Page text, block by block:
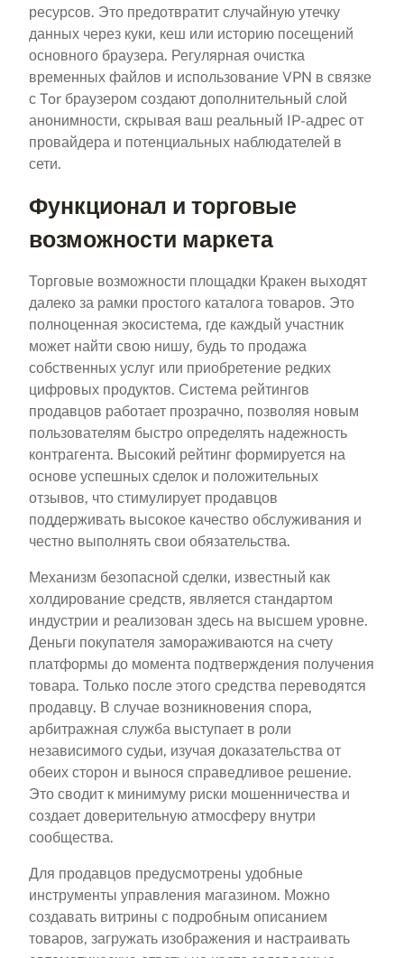
ресурсов. Это предотвратит случайную утечку
данных через куки, кеш или историю посещений
основного браузера. Регулярная очистка
временных файлов и использование VPN в связке
с Tor браузером создают дополнительный слой
анонимности, скрывая ваш реальный IP-адрес от
провайдера и потенциальных наблюдателей в
сети.
Функционал и торговые
возможности маркета
Торговые возможности площадки Кракен выходят
далеко за рамки простого каталога товаров. Это
полноценная экосистема, где каждый участник
может найти свою нишу, будь то продажа
собственных услуг или приобретение редких
цифровых продуктов. Система рейтингов
продавцов работает прозрачно, позволяя новым
пользователям быстро определять надежность
контрагента. Высокий рейтинг формируется на
основе успешных сделок и положительных
отзывов, что стимулирует продавцов
поддерживать высокое качество обслуживания и
честно выполнять свои обязательства.
Механизм безопасной сделки, известный как
холдирование средств, является стандартом
индустрии и реализован здесь на высшем уровне.
Деньги покупателя замораживаются на счету
платформы до момента подтверждения получения
товара. Только после этого средства переводятся
продавцу. В случае возникновения спора,
арбитражная служба выступает в роли
независимого судьи, изучая доказательства от
обеих сторон и вынося справедливое решение.
Это сводит к минимуму риски мошенничества и
создает доверительную атмосферу внутри
сообщества.
Для продавцов предусмотрены удобные
инструменты управления магазином. Можно
создавать витрины с подробным описанием
товаров, загружать изображения и настраивать